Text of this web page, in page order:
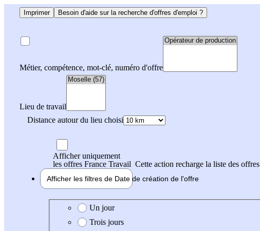
Imprimer Besoin d'aide sur la recherche d'offres d'emploi ?
Métier, compétence, mot-clé, numéro d'offre
Lieu de travail
Distance autour du lieu choisi
Afficher uniquement
les offres France Travail Cette action recharge la liste des offres
Afficher les filtres de Date de création de l'offre
Date de création de l'offre
Un jour
Trois jours